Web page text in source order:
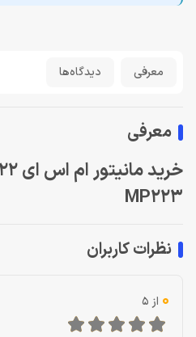
معرفی دیدگاه‌ها
معرفی
MP223
نظرات کاربران
0 از 5